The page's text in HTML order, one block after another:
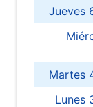
Jueves
Martes
Lunes